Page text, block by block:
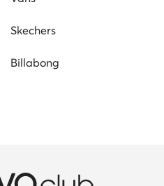
Skechers
Billabong